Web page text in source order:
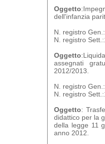
Oggetto
dell'infanzia
N. registro
N. registro
Oggetto
assegnati
2012/2013.
N. registro
N. registro
Oggetto:
didattico per la
della legge 11
anno 2012.